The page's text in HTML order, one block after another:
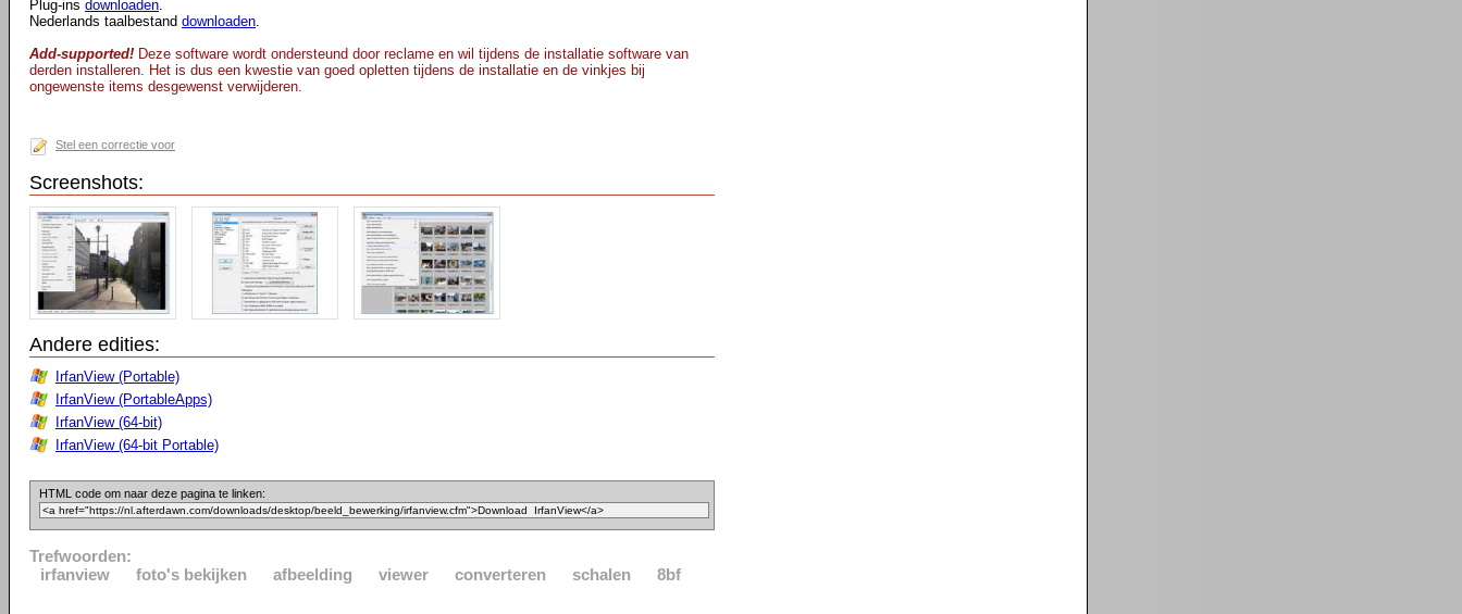
Plug-ins downloaden.
Nederlands taalbestand downloaden.
Add-supported! Deze software wordt ondersteund door reclame en wil tijdens de installatie software van
derden installeren. Het is dus een kwestie van goed opletten tijdens de installatie en de vinkjes bij
ongewenste items desgewenst verwijderen.
Stel een correctie voor
Screenshots:
Andere edities:
IrfanView (Portable)
IrfanView (PortableApps)
IrfanView (64-bit)
IrfanView (64-bit Portable)
HTML code om naar deze pagina te linken:
Trefwoorden:
irfanview
foto's bekijken afbeelding viewer converteren schalen 8bf